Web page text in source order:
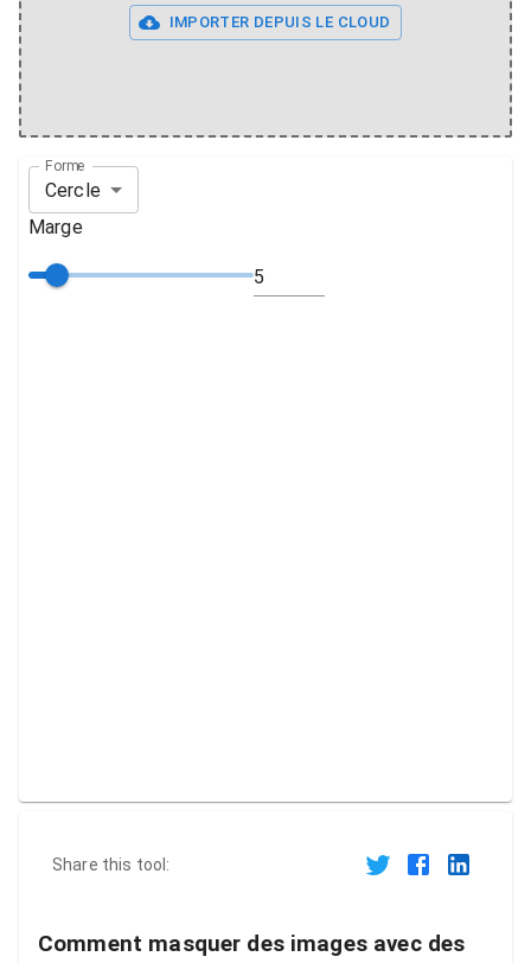
IMPORTER DEPUIS LE CLOUD
Forme
Cercle
Marge
Share this tool:
Comment masquer des images avec des